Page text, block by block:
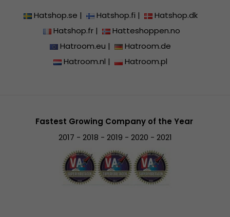
Hatshop.se | Hatshop.fi |
Hatshop.dk
Hatshop.fr|
Hatteshoppen.no
Hatroom.eu |
Hatroom.de
Hatroom.nl | Hatroom.pl
Fastest Growing Company of the Year
2017 - 2018 - 2019 - 2020 - 2021